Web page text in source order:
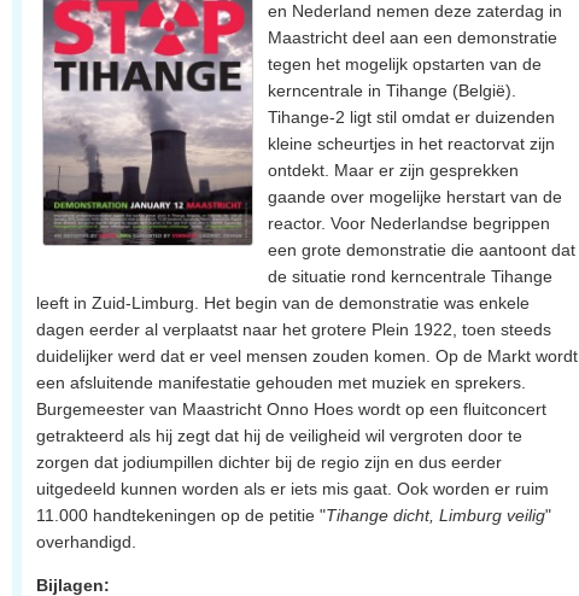
en Nederland nemen deze zaterdag in
Maastricht deel aan een demonstratie
tegen het mogelijk opstarten van de
kerncentrale in Tihange (België).
Tihange-2 ligt stil omdat er duizenden
kleine scheurtjes in het reactorvat zijn
ontdekt. Maar er zijn gesprekken
gaande over mogelijke herstart van de
reactor. Voor Nederlandse begrippen
een grote demonstratie die aantoont dat
de situatie rond kerncentrale Tihange
leeft in Zuid-Limburg. Het begin van de demonstratie was enkele
dagen eerder al verplaatst naar het grotere Plein 1922, toen steeds
duidelijker werd dat er veel mensen zouden komen. Op de Markt wordt
een afsluitende manifestatie gehouden met muziek en sprekers.
Burgemeester van Maastricht Onno Hoes wordt op een fluitconcert
getrakteerd als hij zegt dat hij de veiligheid wil vergroten door te
zorgen dat jodiumpillen dichter bij de regio zijn en dus eerder
uitgedeeld kunnen worden als er iets mis gaat. Ook worden er ruim
11.000 handtekeningen op de petitie "Tihange dicht, Limburg veilig"
overhandigd.
Bijlagen: